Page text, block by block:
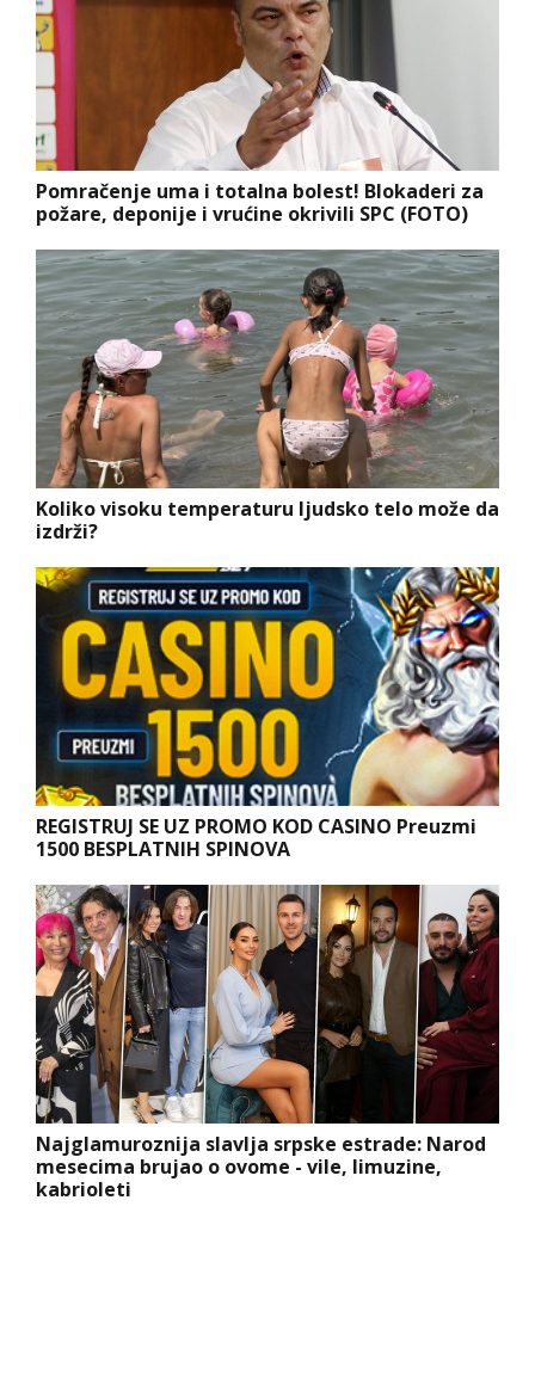
Pomračenje uma i totalna bolest! Blokaderi za
požare, deponije i vrućine okrivili SPC (FOTO)
Koliko visoku temperaturu ljudsko telo može da
izdrži?
REGISTRUJ SE UZ PROMO KOD CASINO Preuzmi
1500 BESPLATNIH SPINOVA
Najglamuroznija slavlja srpske estrade: Narod
mesecima brujao o ovome - vile, limuzine,
kabrioleti